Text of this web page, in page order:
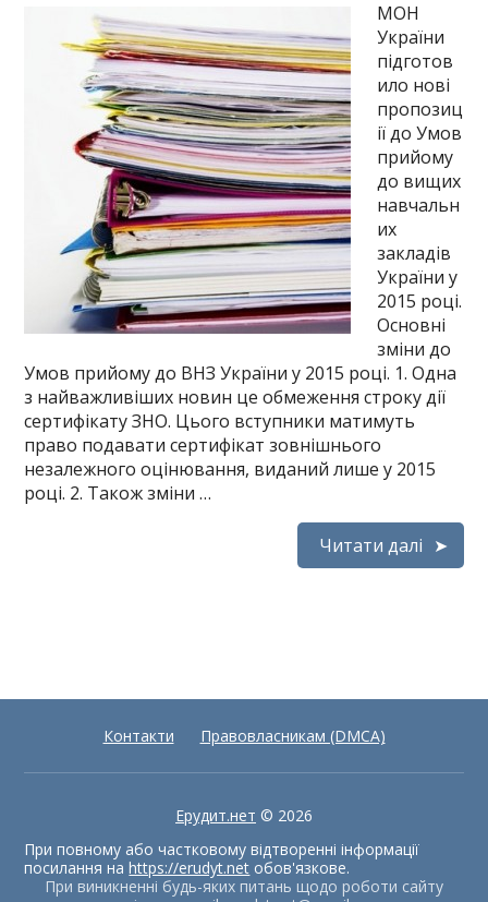
МОН
України
підготов
ило нові
пропозиц
ії до Умов
прийому
до вищих
навчальн
их
закладів
України у
2015 році.
Основні
зміни до
Умов прийому до ВНЗ України у 2015 році. 1. Одна
з найважливіших новин це обмеження строку дії
сертифікату ЗНО. Цього вступники матимуть
право подавати сертифікат зовнішнього
незалежного оцінювання, виданий лише у 2015
році. 2. Також зміни …
Читати далі
Контакти Правовласникам (DMCA)
Ерудит.нет © 2026
При повному або частковому відтворенні інформації
посилання наhttps://erudyt.net обов'язкове.
При виникненні будь-яких питань щодо роботи сайту